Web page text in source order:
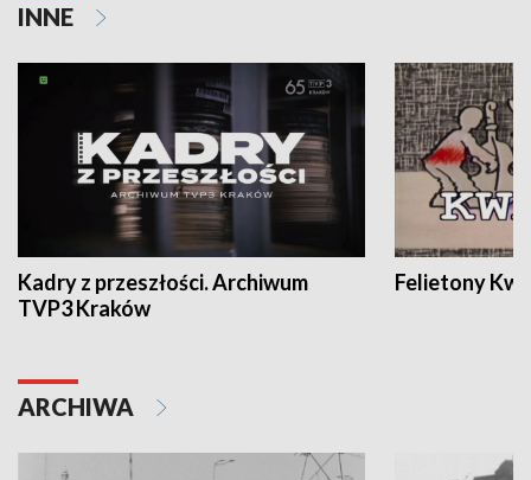
INNE
Kadry z przeszłości. Archiwum
TVP3 Kraków
Felietony
ARCHIWA